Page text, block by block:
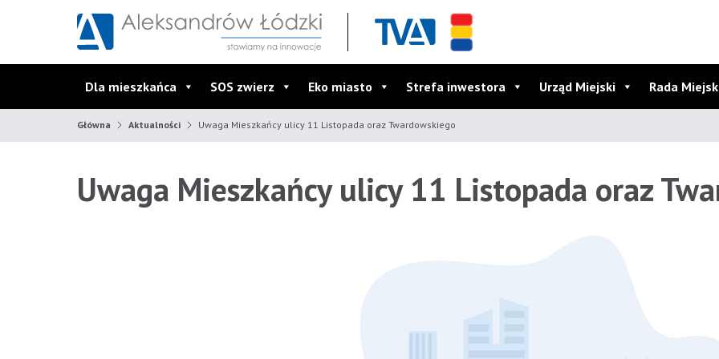
Dla mieszkańca SOS zwierz Eko miasto Strefa inwestora Urząd Miejski Rada
Główna Aktualności Uwaga Mieszkańcy ulicy 11 Listopada oraz Twardowskiego
Uwaga Mieszkańcy ulicy 11 Listopada oraz